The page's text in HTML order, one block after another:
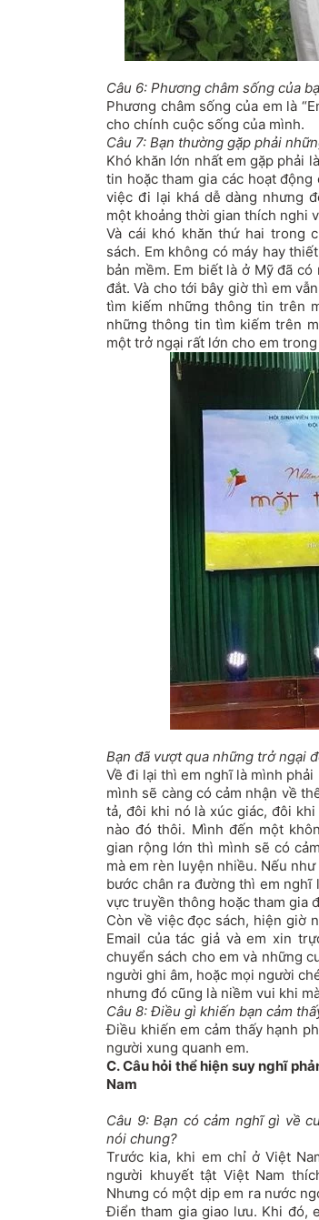
Câu 6: Phương châm sống của
Phương châm sống của em là
cho chính cuộc sống của mình.
Câu 7: Bạn thường gặp phải
Khó khăn lớn nhất em gặp phải
tin hoặc tham gia các hoạt
việc đi lại khá dễ dàng nhưng
một khoảng thời gian thích nghi
Và cái khó khăn thứ hai trong
sách. Em không có máy hay
bản mềm. Em biết là ở Mỹ đã
đắt. Và cho tới bây giờ thì em
tìm kiếm những thông tin trên
những thông tin tìm kiếm trên
một trở ngại rất lớn cho em
Bạn đã vượt qua những trở ngại
Về đi lại thì em nghĩ là mình
mình sẽ càng có cảm nhận về
tả, đôi khi nó là xúc giác, đôi
nào đó thôi. Mình đến một
gian rộng lớn thì mình sẽ có
mà em rèn luyện nhiều. Nếu
bước chân ra đường thì em
vực truyền thông hoặc tham gia
Còn về việc đọc sách, hiện giờ
Email của tác giả và em xin
chuyển sách cho em và những
người ghi âm, hoặc mọi người
nhưng đó cũng là niềm vui khi
Câu 8: Điều gì khiến bạn cảm
Điều khiến em cảm thấy hạnh
người xung quanh em.
C. Câu hỏi thể hiện suy nghĩ
Nam
Câu 9: Bạn có cảm nghĩ gì về
nói chung?
Trước kia, khi em chỉ ở Việt
người khuyết tật Việt Nam
Nhưng có một dịp em ra nước
Điển tham gia giao lưu. Khi đó,